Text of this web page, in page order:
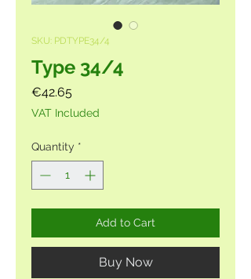
SKU: PDTYPE34/4
Type 34/4
€42.65Price
VAT Included
Quantity *
Add to Cart
Buy Now